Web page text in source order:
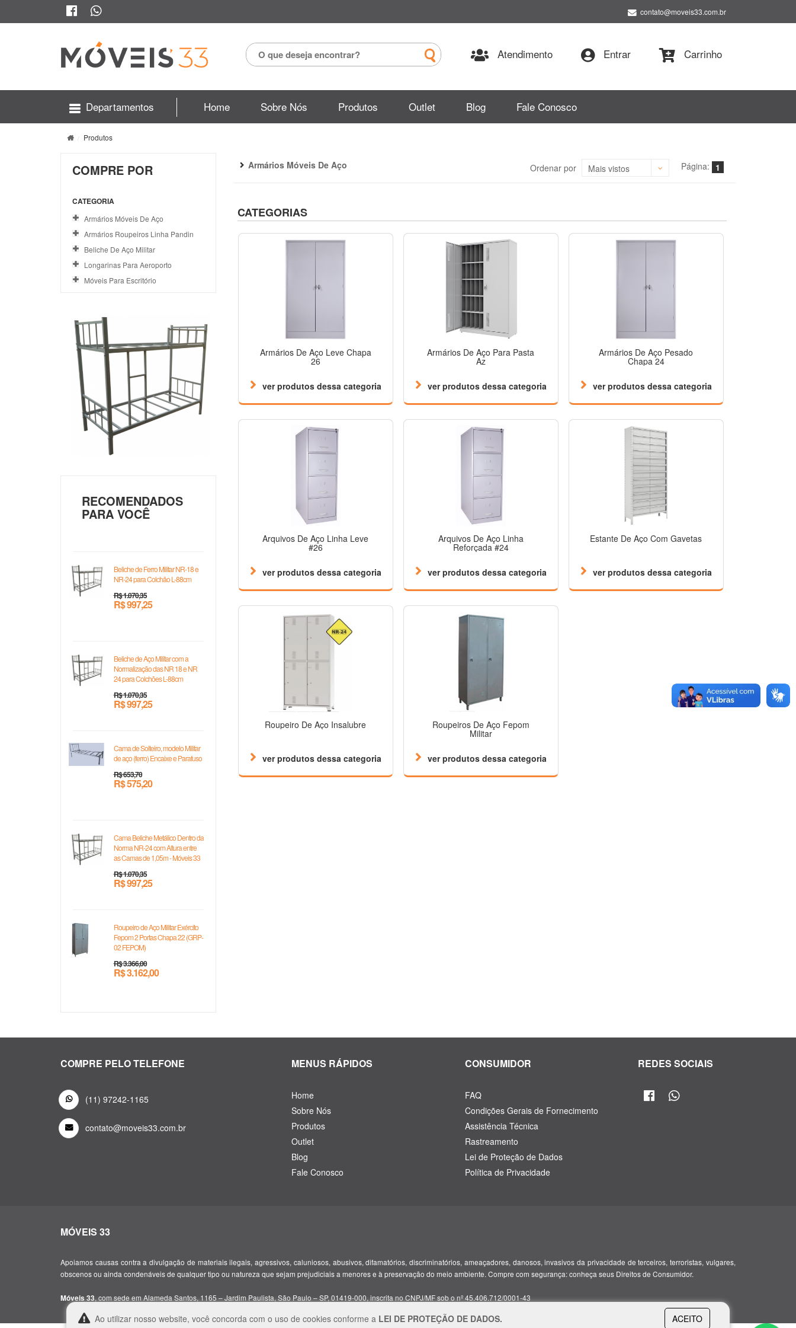
contato@moveis33.com.br
Atendimento Entrar Carrinho
Departamentos Home Sobre Nós Produtos Outlet Blog Fale Conosco
Produtos
COMPRE POR
CATEGORIA
Armários Móveis De Aço
Armários Roupeiros Linha Pandin
Beliche De Aço Militar
Longarinas Para Aeroporto
Móveis Para Escritório
RECOMENDADOS
PARA VOCÊ
Beliche de Ferro Militar NR-18 e
NR-24 para Colchão L-88cm
R$ 1.070,35
R$ 997,25
Beliche de Aço Militar com a
Normalização das NR 18 e NR
24 para Colchões L-88cm
R$ 1.070,35
R$ 997,25
Cama de Solteiro, modelo Militar
de aço (ferro) Encaixe e Parafuso
R$ 653,70
R$ 575,20
Cama Beliche Metálico Dentro da
Norma NR-24 com Altura entre
as Camas de 1,05m - Móveis 33
R$ 1.070,35
R$ 997,25
Roupeiro de Aço Militar Exército
Fepom 2 Portas Chapa 22 (GRP-
02 FEPOM)
R$ 3.366,00
R$ 3.162,00
Armários Móveis De Aço Página: 1
Ordenar por Mais vistos
CATEGORIAS
Armários De Aço Leve Chapa
26
ver produtos dessa categoria
Armários De Aço Para Pasta
Az
ver produtos dessa categoria
Armários De Aço Pesado
Chapa 24
ver produtos dessa categoria
Arquivos De Aço Linha Leve
#26
ver produtos dessa categoria
Arquivos De Aço Linha
Reforçada #24
ver produtos dessa categoria
Estante De Aço Com Gavetas
ver produtos dessa categoria
Roupeiro De Aço Insalubre
ver produtos dessa categoria
Roupeiros De Aço Fepom
Militar
ver produtos dessa categoria
COMPRE PELO TELEFONE
(11) 97242-1165
contato@moveis33.com.br
MENUS RÁPIDOS
Home
Sobre Nós
Produtos
Outlet
Blog
Fale Conosco
CONSUMIDOR
FAQ
Condições Gerais de Fornecimento
Assistência Técnica
Rastreamento
Lei de Proteção de Dados
Política de Privacidade
REDES SOCIAIS
MÓVEIS 33
Apoiamos causas contra a divulgação de materiais ilegais, agressivos, caluniosos, abusivos, difamatórios, discriminatórios, ameaçadores, danosos, invasivos da privacidade de terceiros, terroristas, vulgares,
obscenos ou ainda condenáveis de qualquer tipo ou natureza que sejam prejudiciais a menores e à preservação do meio ambiente. Compre com segurança: conheça seus Direitos de Consumidor.
Móveis 33, com sede em Alameda Santos, 1165 – Jardim Paulista, São Paulo – SP, 01419-000, inscrita no CNPJ/MF sob o nº 45.406.712/0001-43
Ao utilizar nosso website, você concorda com o uso de cookies conforme a LEI DE PROTEÇÃO DE DADOS. ACEITO